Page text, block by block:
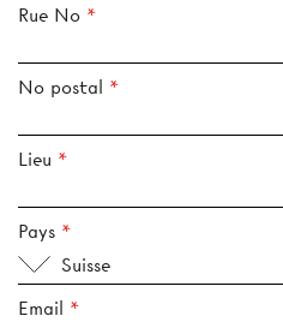
Rue No
No postal
Lieu
Pays
Suisse
Email